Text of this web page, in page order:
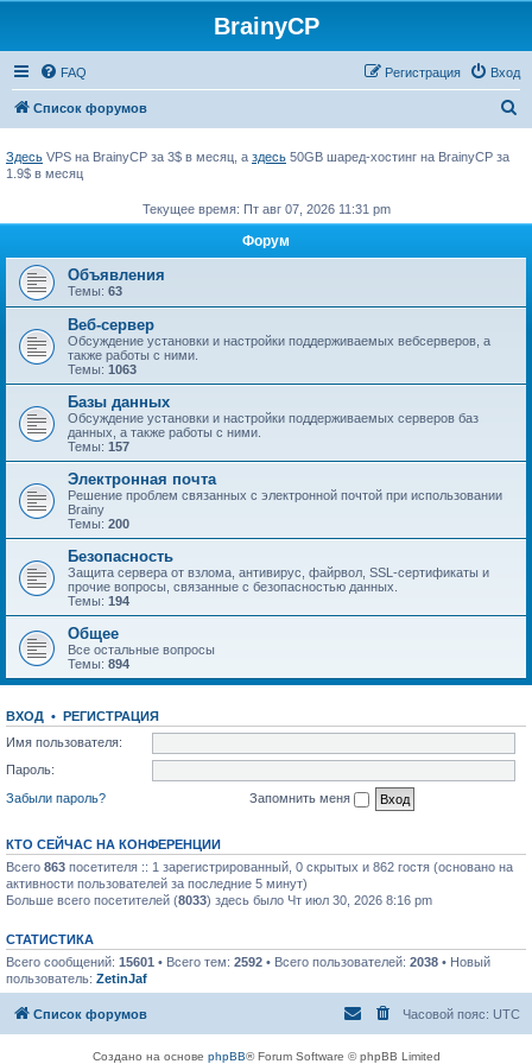
BrainyCP
FAQ Вход
Регистрация
Список форумов
к
Здесь VPS на BrainyCP за 3$ в месяц, а здесь 50GB шаред-хостинг на BrainyCP за
1.9$ в месяц
Текущее время: Пт авг 07, 2026 11:31 pm
Форум
Объявления
Темы: 63
Веб-сервер
Обсуждение установки и настройки поддерживаемых вебсерверов, а
также работы с ними.
Темы: 1063
Базы данных
Обсуждение установки и настройки поддерживаемых серверов баз
данных, а также работы с ними.
Темы: 157
Электронная почта
Решение проблем связанных с электронной почтой при использовании
Brainy
Темы: 200
Безопасность
Защита сервера от взлома, антивирус, файрвол, SSL-сертификаты и
прочие вопросы, связанные с безопасностью данных.
Темы: 194
Общее
Все остальные вопросы
Темы: 894
ВХОД • РЕГИСТРАЦИЯ
Имя пользователя:
Пароль:
Забыли пароль?
Запомнить меня
КТО СЕЙЧАС НА КОНФЕРЕНЦИИ
Всего 863 посетителя :: 1 зарегистрированный, 0 скрытых и 862 гостя (основано на
активности пользователей за последние 5 минут)
Больше всего посетителей (8033) здесь было Чт июл 30, 2026 8:16 pm
СТАТИСТИКА
Всего сообщений: 15601 • Всего тем: 2592 • Всего пользователей: 2038 • Новый
пользователь: ZetinJaf
Список форумов Часовой пояс: UTC
Создано на основе phpBB® Forum Software © phpBB Limited